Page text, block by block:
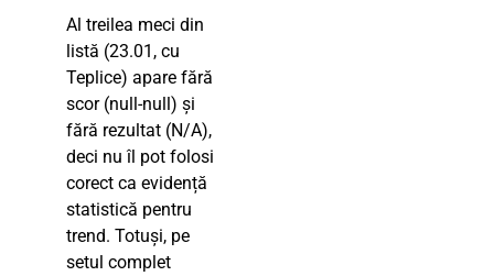
Al treilea meci din
listă (23.01, cu
Teplice) apare fără
scor (null-null) și
fără rezultat (N/A),
deci nu îl pot folosi
corect ca evidență
statistică pentru
trend. Totuși, pe
setul complet